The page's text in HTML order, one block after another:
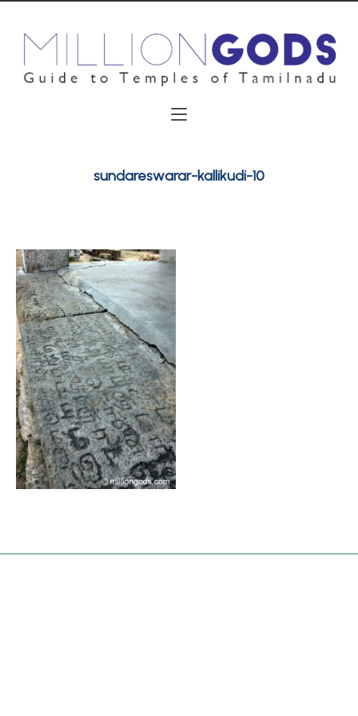
sundareswarar-kallikudi-10